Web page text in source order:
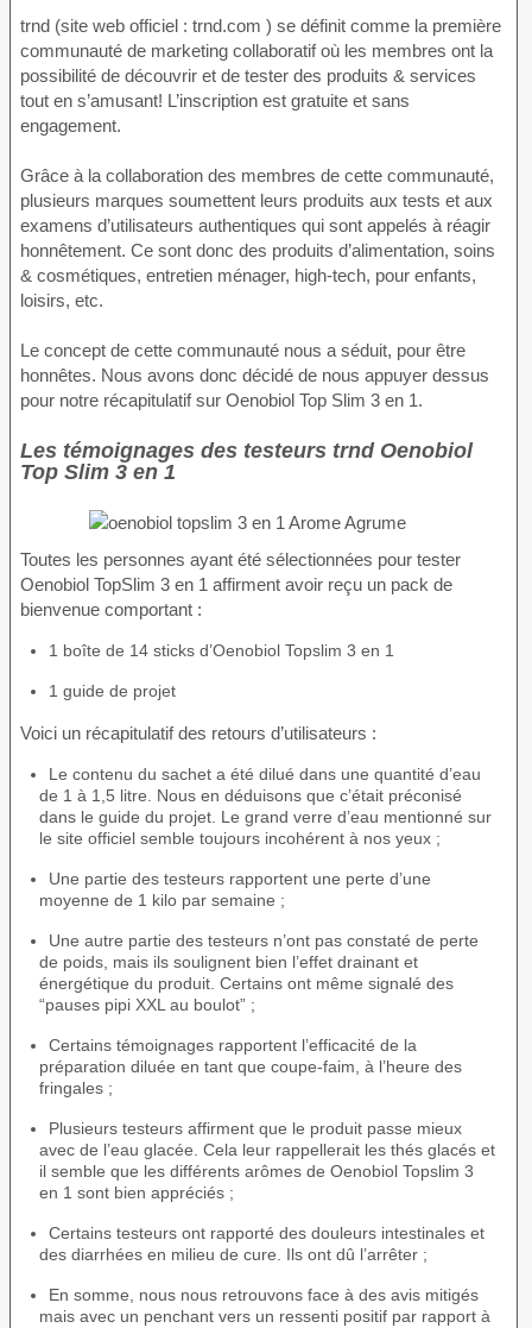
trnd (site web officiel : trnd.com ) se définit comme la première
communauté de marketing collaboratif où les membres ont la
possibilité de découvrir et de tester des produits & services
tout en s’amusant! L’inscription est gratuite et sans
engagement.
Grâce à la collaboration des membres de cette communauté,
plusieurs marques soumettent leurs produits aux tests et aux
examens d’utilisateurs authentiques qui sont appelés à réagir
honnêtement. Ce sont donc des produits d’alimentation, soins
& cosmétiques, entretien ménager, high-tech, pour enfants,
loisirs, etc.
Le concept de cette communauté nous a séduit, pour être
honnêtes. Nous avons donc décidé de nous appuyer dessus
pour notre récapitulatif sur Oenobiol Top Slim 3 en 1.
Les témoignages des testeurs trnd Oenobiol
Top Slim 3 en 1
Toutes les personnes ayant été sélectionnées pour tester
Oenobiol TopSlim 3 en 1 affirment avoir reçu un pack de
bienvenue comportant :
1 boîte de 14 sticks d’Oenobiol Topslim 3 en 1
1 guide de projet
Voici un récapitulatif des retours d’utilisateurs :
Le contenu du sachet a été dilué dans une quantité d’eau
de 1 à 1,5 litre. Nous en déduisons que c’était préconisé
dans le guide du projet. Le grand verre d’eau mentionné sur
le site officiel semble toujours incohérent à nos yeux ;
Une partie des testeurs rapportent une perte d’une
moyenne de 1 kilo par semaine ;
Une autre partie des testeurs n’ont pas constaté de perte
de poids, mais ils soulignent bien l’effet drainant et
énergétique du produit. Certains ont même signalé des
“pauses pipi XXL au boulot” ;
Certains témoignages rapportent l’efficacité de la
préparation diluée en tant que coupe-faim, à l’heure des
fringales ;
Plusieurs testeurs affirment que le produit passe mieux
avec de l’eau glacée. Cela leur rappellerait les thés glacés et
il semble que les différents arômes de Oenobiol Topslim 3
en 1 sont bien appréciés ;
Certains testeurs ont rapporté des douleurs intestinales et
des diarrhées en milieu de cure. Ils ont dû l’arrêter ;
En somme, nous nous retrouvons face à des avis mitigés
mais avec un penchant vers un ressenti positif par rapport à